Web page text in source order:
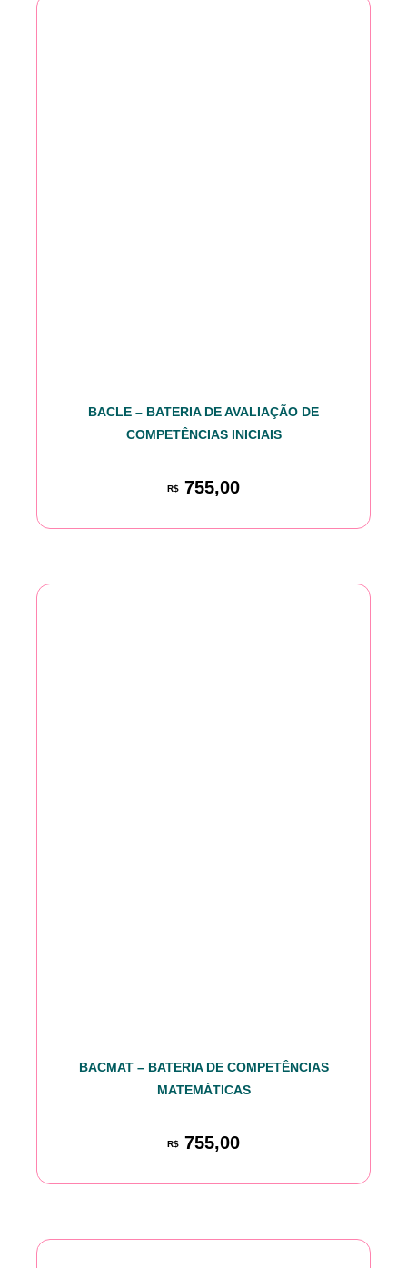
BACLE – BATERIA DE AVALIAÇÃO DE
COMPETÊNCIAS INICIAIS
R$ 755,00
BACMAT – BATERIA DE COMPETÊNCIAS
MATEMÁTICAS
R$ 755,00